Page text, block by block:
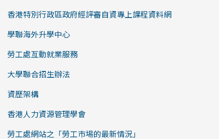
香港特別行政區政府經評審自資專上課程資料網
學聯海外升學中心
勞工處亙動就業服務
大學聯合招生辦法
資歷架構
香港人力資源管理學會
勞工處網站之「勞工巿埸的最新情況」